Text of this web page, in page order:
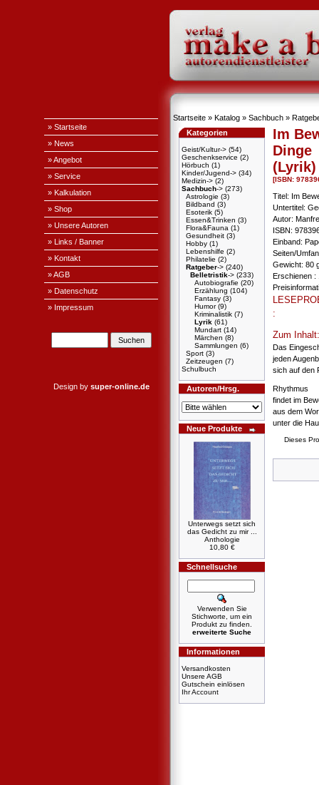
» Startseite
» News
» Angebot
» Service
» Kalkulation
» Shop
» Unsere Autoren
» Links / Banner
» Kontakt
» AGB
» Datenschutz
» Impressum
Design by super-online.de
Startseite » Katalog » Sachbuch »
Kategorien
Geist/Kultur-> (54)
Geschenkservice (2)
Hörbuch (1)
Kinder/Jugend-> (34)
Medizin-> (2)
Sachbuch-> (273)
Astrologie (3)
Bildband (3)
Esoterik (5)
Essen&Trinken (3)
Flora&Fauna (1)
Gesundheit (3)
Hobby (1)
Lebenshilfe (2)
Philatelie (2)
Ratgeber-> (240)
Belletristik-> (233)
Autobiografie (20)
Erzählung (104)
Fantasy (3)
Humor(9)
Kriminalistik (7)
Lyrik (61)
Mundart (14)
Märchen (8)
Sammlungen (6)
Sport (3)
Zeitzeugen (7)
Schulbuch
Autoren/Hrsg.
Neue Produkte
Unterwegs setzt sich
das Gedicht zu mir ...
Anthologie
10,80 €
Schnellsuche
Verwenden Sie
Stichworte, um ein
Produkt zu finden.
erweiterte Suche
Informationen
Versandkosten
Unsere AGB
Gutschein einlösen
Ihr Account
Im
Dinge
(Lyrik)
[ISBN:
Titel: Im
Untertitel:
Autor:
ISBN:
Einband:
Seiten/
Gewicht: 80
Erschienen :
:
Zum Inhalt:
Das
jeden
sich auf den
Rhythmus
findet im
aus dem
unter die
Dieses